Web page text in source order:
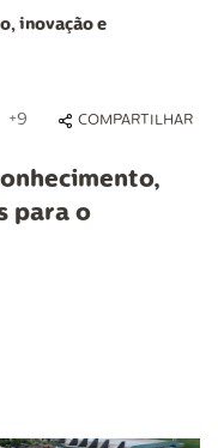
inovação e
+9 COMPARTILHAR
para o